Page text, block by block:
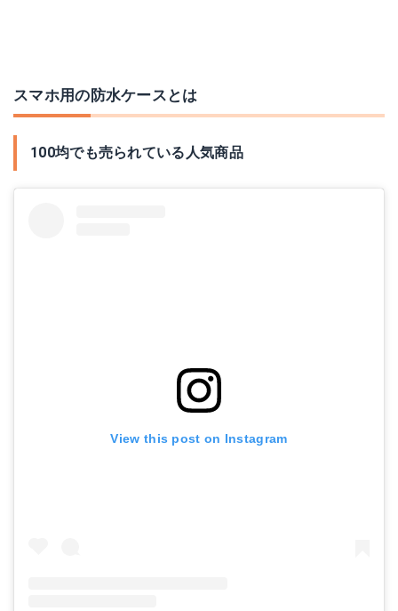
スマホ用の防水ケースとは
100均でも売られている人気商品
View this post on Instagram